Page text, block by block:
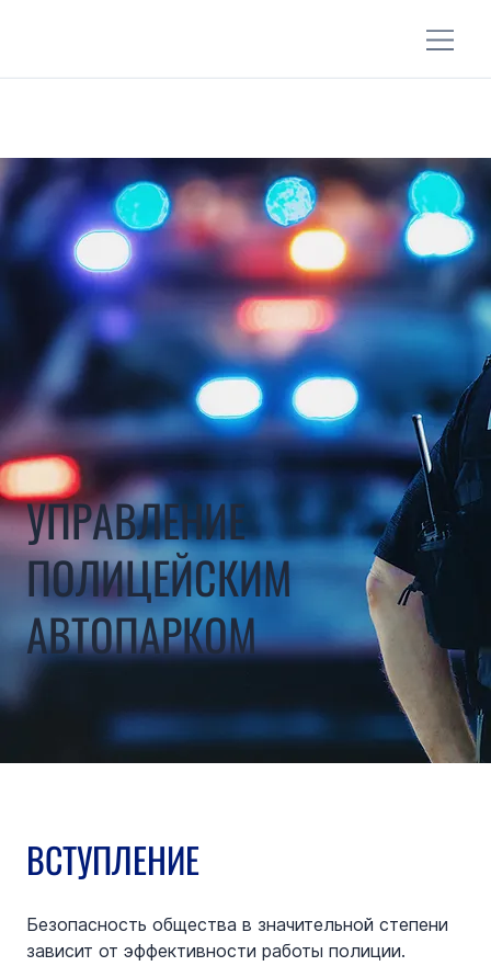
УПРАВЛЕНИЕ
ПОЛИЦЕЙСКИМ
АВТОПАРКОМ
ВСТУПЛЕНИЕ
Безопасность общества в значительной степени
зависит от эффективности работы полиции.